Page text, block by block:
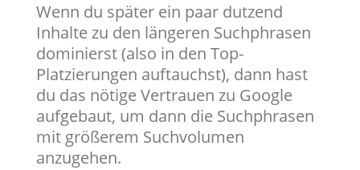
Wenn du später ein paar dutzend
Inhalte zu den längeren Suchphrasen
dominierst (also in den Top-
Platzierungen auftauchst), dann hast
du das nötige Vertrauen zu Google
aufgebaut, um dann die Suchphrasen
mit größerem Suchvolumen
anzugehen.